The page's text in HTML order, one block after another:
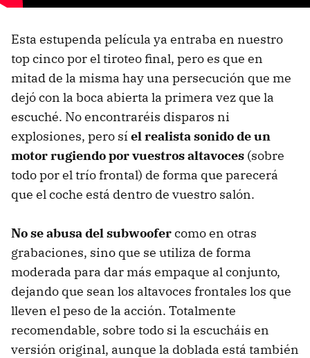
Esta estupenda película ya entraba en nuestro
top cinco por el tiroteo final, pero es que en
mitad de la misma hay una persecución que me
dejó con la boca abierta la primera vez que la
escuché. No encontraréis disparos ni
explosiones, pero sí el realista sonido de un
motor rugiendo por vuestros altavoces (sobre
todo por el trío frontal) de forma que parecerá
que el coche está dentro de vuestro salón.
No se abusa del subwoofercomo en otras
grabaciones, sino que se utiliza de forma
moderada para dar más empaque al conjunto,
dejando que sean los altavoces frontales los que
lleven el peso de la acción. Totalmente
recomendable, sobre todo si la escucháis en
versión original, aunque la doblada está también